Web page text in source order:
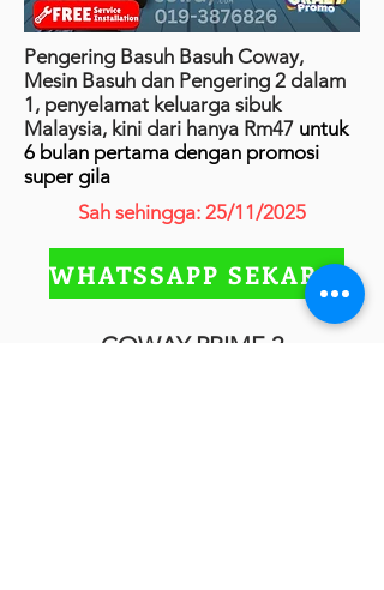
Pengering Basuh Basuh Coway,
Mesin Basuh dan Pengering 2 dalam
1, penyelamat keluarga sibuk
Malaysia, kini dari hanya Rm47 untuk
6 bulan pertama dengan promosi
super gila
Sah sehingga: 25/11/2025
WHATSSAPP SEKARANG
COWAY PRIME 2